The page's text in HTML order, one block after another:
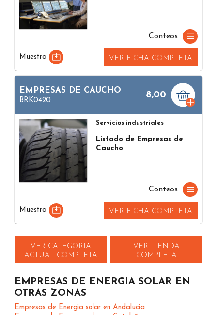
Conteos
Muestra VER FICHA COMPLETA
EMPRESAS DE CAUCHO
BRK0420
8,00
Servicios industriales
Listado de Empresas de
Caucho
Conteos
Muestra VER FICHA COMPLETA
VER CATEGORIA
ACTUAL COMPLETA
VER TIENDA
COMPLETA
EMPRESAS DE ENERGIA SOLAR EN
OTRAS ZONAS
Empresas de Energia solar en Andalucia